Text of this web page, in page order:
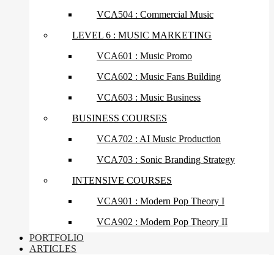
VCA504 : Commercial Music
LEVEL 6 : MUSIC MARKETING
VCA601 : Music Promo
VCA602 : Music Fans Building
VCA603 : Music Business
BUSINESS COURSES
VCA702 : AI Music Production
VCA703 : Sonic Branding Strategy
INTENSIVE COURSES
VCA901 : Modern Pop Theory I
VCA902 : Modern Pop Theory II
PORTFOLIO
ARTICLES